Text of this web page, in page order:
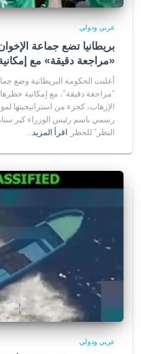
عربي ودولي
بريطانيا تضع جماعة
«مراجعة دقيقة» مع
أعلنت الحكومة البريطانية وضع
“مراجعة دقيقة”، مع إمكانية
الإرهاب، كجزء من استراتيجيتها
رسمي باسم رئيس الوزراء كير
النظر” للحظر
اقرأ المزيد…
عربي ودولي